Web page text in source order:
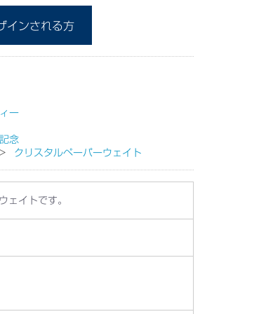
インされる方
ー
念
クリスタルペーパーウェイト
ェイトです。